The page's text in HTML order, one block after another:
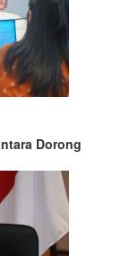
Dorong